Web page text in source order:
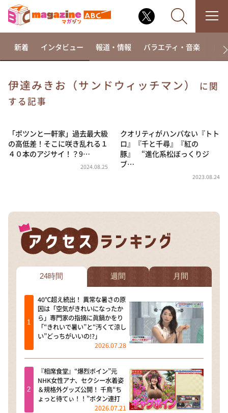
なるみ・岡村の過ぎるTV
これ余談なんですけど・・・
～人生密着トークバラエティ！～ やすとものいたっ
て真剣です
（news おかえり）
DAIGOも台所 ～きょうの献立 何にする？～
本日はダイアンなり！シーズン２
朝だ！生です旅サラダ
ＬＩＦＥ～夢のカタチ～
新婚さんいらっしゃい！
ポツンと一軒家
ぺこぱのまるスポ
アナ回覧板
新着 インタビュー 報道・情報 バラエティ・音楽 ド
伊達みきお（サンドウィッチマン）
に関
する記事
「ポツンと一軒家」過去最大級
の高低差！そこに咲き乱れる１
４０本のアジサイ！？9…
2024.08.25
クオリティがハンパない『トト
ロ』『千と千尋』『紅の
豚』 “進化系松ぼっくりジ
ブ…
2023.08.24
24時間 週間 月間
40℃超え続出！ 異常な暑さの原
因は「空気がきれいになったか
ら」専門家の指摘に眞鍋かをり
「“きれいで暑い”と“汚くて涼し
い”どっちがいいの!?」
2026.07.28
『相席食堂』“爆烈ボイン”元
NHK女性アナ、セクシー水着姿
＆規格外グッズ公開！ 千鳥“ち
ょっと待てぃ！！”ボタン連打
2026.07.21